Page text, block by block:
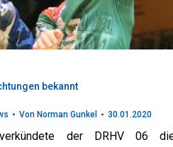
bekannt
Von Norman Gunkel 30.01.2020
der DRHV 06